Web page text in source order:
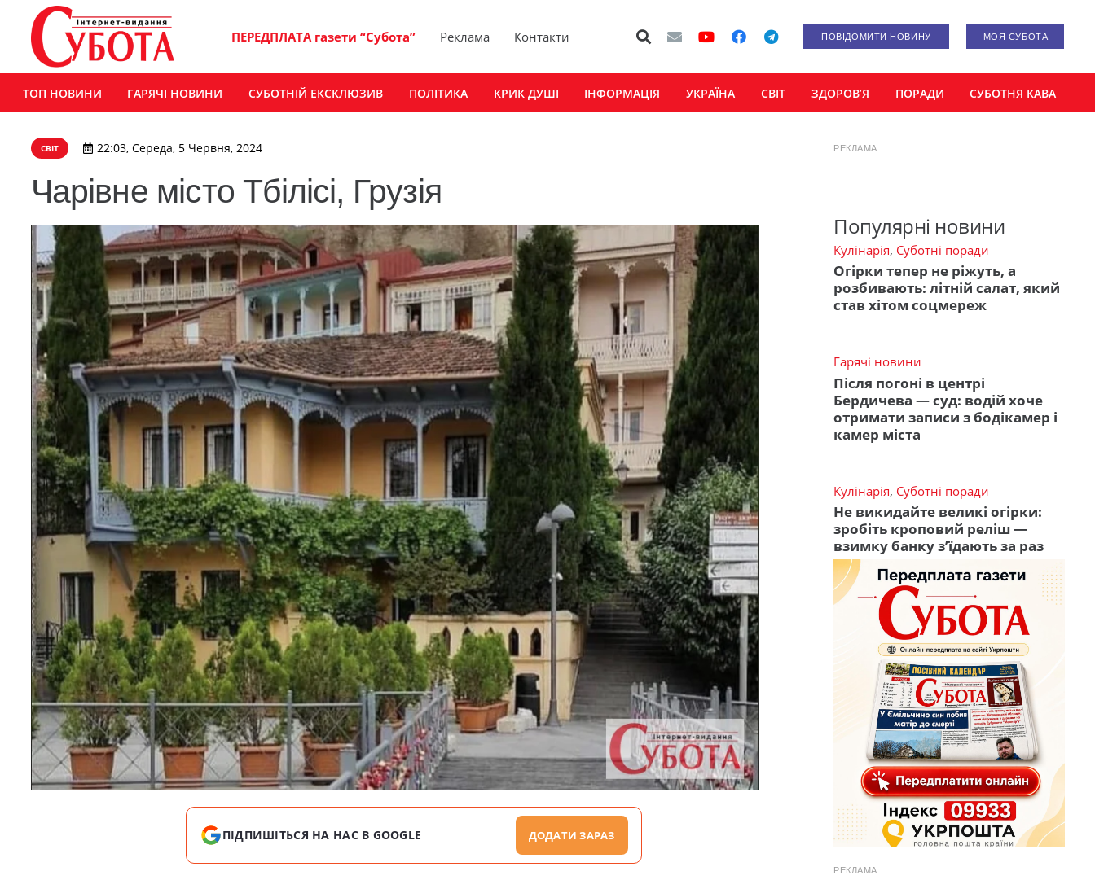
ПЕРЕДПЛАТА газети “Субота” Реклама Контакти ПОВІДОМИТИ НОВИНУ МОЯ СУБОТА
ТОП НОВИНИ ГАРЯЧІ НОВИНИ СУБОТНІЙ ЕКСКЛЮЗИВ ПОЛІТИКА КРИК ДУШІ ІНФОРМАЦІЯ УКРАЇНА СВІТ ЗДОРОВ’Я ПОРАДИ СУБОТНЯ КАВА
СВІТ 22:03, Середа, 5 Червня, 2024
Чарівне місто Тбілісі, Грузія
ПІДПИШІТЬСЯ НА НАС В GOOGLE ДОДАТИ ЗАРАЗ
РЕКЛАМА
Популярні новини
Кулінарія, Суботні поради
Огірки тепер не ріжуть, а
розбивають: літній салат, який
став хітом соцмереж
Гарячі новини
Після погоні в центрі
Бердичева — суд: водій хоче
отримати записи з бодікамер і
камер міста
Кулінарія, Суботні поради
Не викидайте великі огірки:
зробіть кроповий реліш —
взимку банку з’їдають за раз
РЕКЛАМА